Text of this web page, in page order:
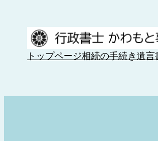
プ
トップページ相続の手続き遺言